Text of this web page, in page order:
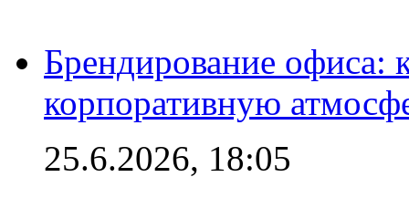
Брендирование офиса:
корпоративную
25.6.2026, 18:05